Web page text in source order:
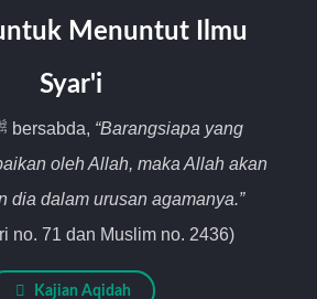
Menuntut Ilmu
Syar'i
Rasulullah ﷺ bersabda, “Barangsiapa yang
oleh Allah, maka Allah akan
dia dalam urusan agamanya.”
no. 71 dan Muslim no. 2436)
Kajian Aqidah